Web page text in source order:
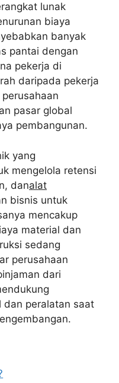
lunak
biaya
banyak
pantai dengan
pekerja di
daripada pekerja
pasar global
pembangunan.
yang
mengelola retensi
danalat
bisnis untuk
mencakup
material dan
sedang
perusahaan
dari
dan peralatan saat